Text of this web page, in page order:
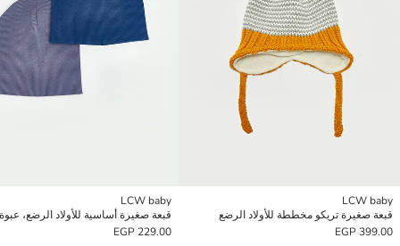
LCW baby
قبعة صغيرة تريكو مخططة للأولاد الرضع
399.00 EGP
LCW baby
229.00 EGP